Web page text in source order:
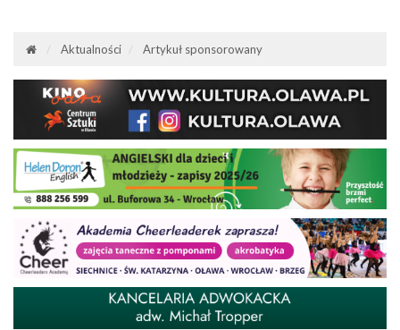
Aktualności Artykuł sponsorowany